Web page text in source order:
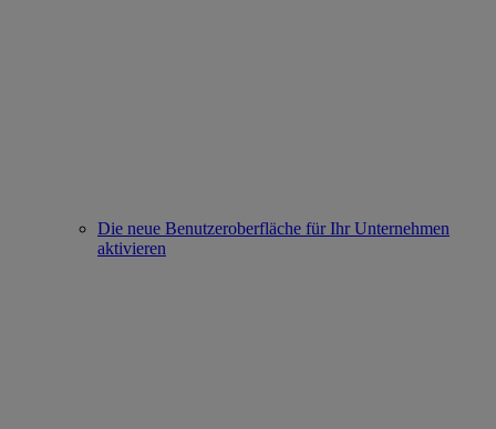
Die neue Benutzeroberfläche für Ihr Unternehmen
aktivieren